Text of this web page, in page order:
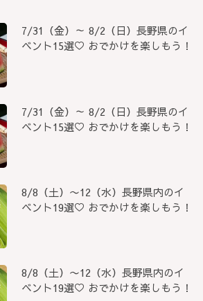
7/31（金）～ 8/2（日）長野県のイ
ベント15選♡ おでかけを楽しもう！
7/31（金）～ 8/2（日）長野県のイ
ベント15選♡ おでかけを楽しもう！
8/8（土）〜12（水）長野県内のイ
ベント19選♡ おでかけを楽しもう！
8/8（土）〜12（水）長野県内のイ
ベント19選♡ おでかけを楽しもう！